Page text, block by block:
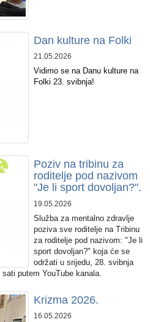
Dan kulture na Folki
21.05.2026
Vidimo se na Danu kulture na
Folki 23. svibnja!
​Poziv na tribinu za
roditelje pod nazivom
"Je li sport dovoljan?".
19.05.2026
Služba za mentalno zdravlje
poziva sve roditelje na Tribinu
za roditelje pod nazivom: "Je li
sport dovoljan?" koja će se
održati u srijedu, 28. svibnja
putem YouTube kanala.
Krizma 2026.
16.05.2026